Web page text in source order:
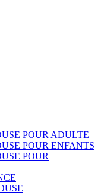
POUR ADULTE
POUR ENFANTS
POUR